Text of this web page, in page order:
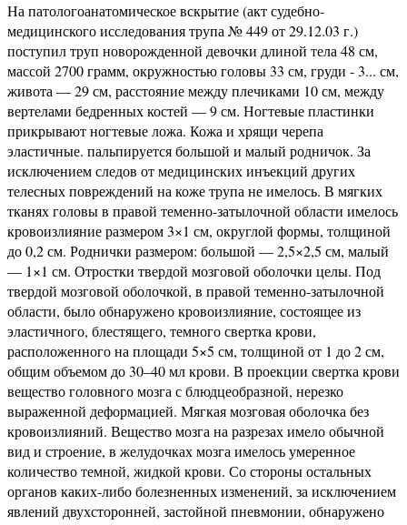
На патологоанатомическое вскрытие (акт судебно-
медицинского исследования трупа № 449 от 29.12.03 г.)
поступил труп новорожденной девочки длиной тела 48 см,
массой 2700 грамм, окружностью головы 33 см, груди - 3... см,
живота — 29 см, расстояние между плечиками 10 см, между
вертелами бедренных костей — 9 см. Ногтевые пластинки
прикрывают ногтевые ложа. Кожа и хрящи черепа
эластичные. пальпируется большой и малый родничок. За
исключением следов от медицинских инъекций других
телесных повреждений на коже трупа не имелось. В мягких
тканях головы в правой теменно-затылочной области имелось
кровоизлияние размером 3×1 см, округлой формы, толщиной
до 0,2 см. Роднички размером: большой — 2,5×2,5 см, малый
— 1×1 см. Отростки твердой мозговой оболочки целы. Под
твердой мозговой оболочкой, в правой теменно-затылочной
области, было обнаружено кровоизлияние, состоящее из
эластичного, блестящего, темного свертка крови,
расположенного на площади 5×5 см, толщиной от 1 до 2 см,
общим объемом до 30–40 мл крови. В проекции свертка крови
вещество головного мозга с блюдцеобразной, нерезко
выраженной деформацией. Мягкая мозговая оболочка без
кровоизлияний. Вещество мозга на разрезах имело обычной
вид и строение, в желудочках мозга имелось умеренное
количество темной, жидкой крови. Со стороны остальных
органов каких-либо болезненных изменений, за исключением
явлений двухсторонней, застойной пневмонии, обнаружено